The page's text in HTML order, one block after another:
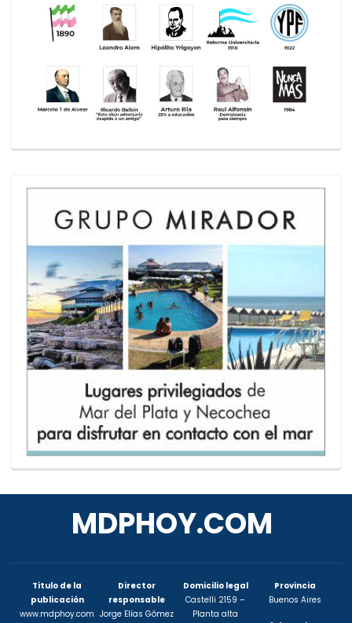
MDPHOY.COM
Titulo de la
publicación
www.mdphoy.com
Director
responsable
Jorge Elías Gómez
Domicilio legal
Castelli 2159 –
Planta alta
Provincia
Buenos Aires